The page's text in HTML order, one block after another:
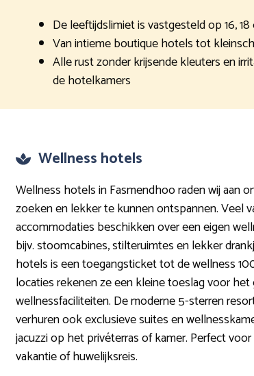
De leeftijdslimiet is vastgesteld op 16, 18
Van intieme boutique hotels tot
Alle rust zonder krijsende kleuters en
de hotelkamers
Wellness hotels
Wellness hotels in Fasmendhoo raden wij aan
zoeken en lekker te kunnen ontspannen. Veel
accommodaties beschikken over een eigen
bijv. stoomcabines, stilteruimtes en lekker
hotels is een toegangsticket tot de wellness
locaties rekenen ze een kleine toeslag voor het
wellnessfaciliteiten. De moderne 5-sterren
verhuren ook exclusieve suites en
jacuzzi op het privéterras of kamer. Perfect
vakantie of huwelijksreis.